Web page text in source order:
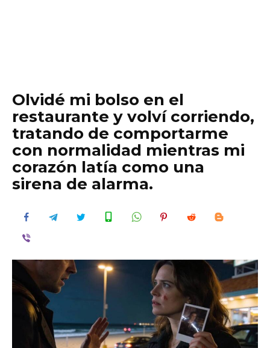
Olvidé mi bolso en el
restaurante y volví corriendo,
tratando de comportarme
con normalidad mientras mi
corazón latía como una
sirena de alarma.